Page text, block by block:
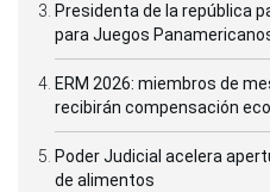
Presidenta de la república
para Juegos
ERM 2026: miembros de
recibirán compensación
Poder Judicial acelera
de alimentos